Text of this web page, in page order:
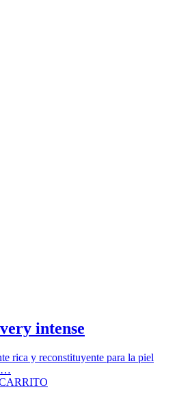
intense
rica y reconstituyente para la piel
…